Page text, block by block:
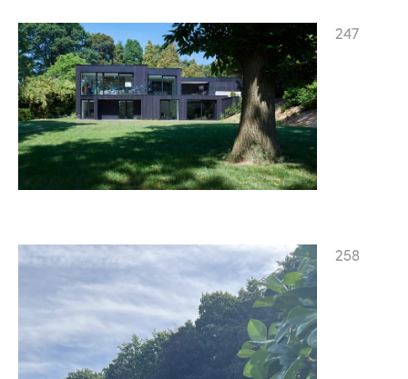
247
258